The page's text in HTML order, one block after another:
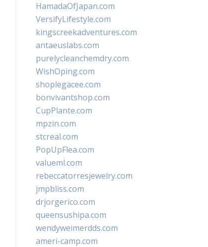
HamadaOfJapan.com
VersifyLifestyle.com
kingscreekadventures.com
antaeuslabs.com
purelycleanchemdry.com
WishOping.com
shoplegacee.com
bonvivantshop.com
CupPlante.com
mpzin.com
stcreal.com
PopUpFlea.com
valueml.com
rebeccatorresjewelry.com
jmpbliss.com
drjorgerico.com
queensushipa.com
wendyweimerdds.com
ameri-camp.com